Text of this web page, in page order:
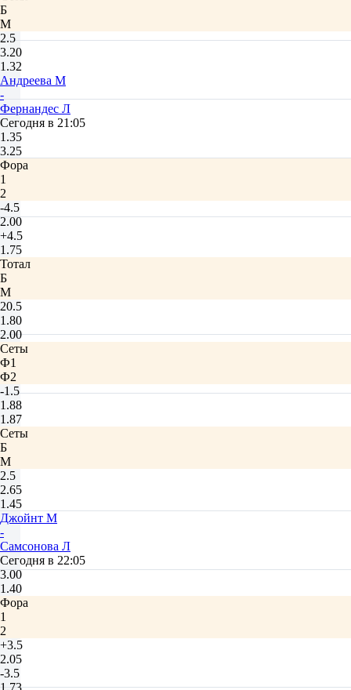
Б
М
2.5
3.20
1.32
Андреева М
-
Фернандес Л
Сегодня в 21:05
1.35
3.25
Фора
1
2
-4.5
2.00
+4.5
1.75
Тотал
Б
М
20.5
1.80
2.00
Сеты
Ф1
Ф2
-1.5
1.88
1.87
Сеты
Б
М
2.5
2.65
1.45
Джойнт М
-
Самсонова Л
Сегодня в 22:05
3.00
1.40
Фора
1
2
+3.5
2.05
-3.5
1.73